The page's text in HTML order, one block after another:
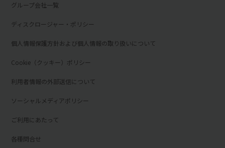
グループ会社一覧
ディスクロージャー・ポリシー
個人情報保護方針および個人情報の取り扱いについて
Cookie（クッキー）ポリシー
利用者情報の外部送信について
ソーシャルメディアポリシー
ご利用にあたって
各種問合せ